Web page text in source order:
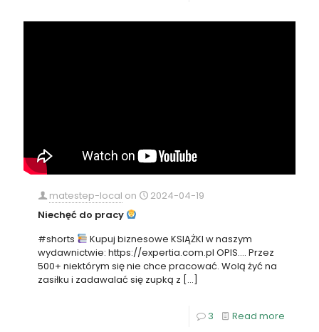
matestep-local on
2024-04-19
Niechęć do pracy
#shorts
Kupuj biznesowe KSIĄŻKI w naszym
wydawnictwie: https://expertia.com.pl OPIS…. Przez
500+ niektórym się nie chce pracować. Wolą żyć na
zasiłku i zadawalać się zupką z […]
3 Read more